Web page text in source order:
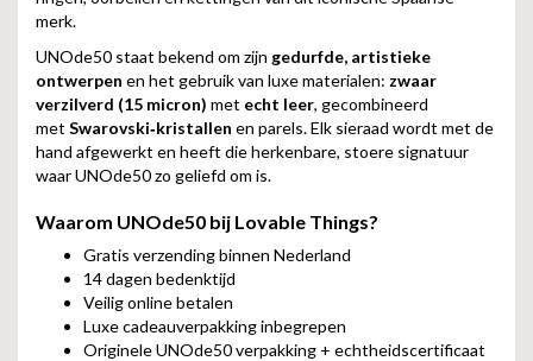
merk.
UNOde50 staat bekend om zijn gedurfde, artistieke
ontwerpen en het gebruik van luxe materialen: zwaar
verzilverd (15 micron) met echt leer, gecombineerd
met Swarovski‑kristallen en parels. Elk sieraad wordt met de
hand afgewerkt en heeft die herkenbare, stoere signatuur
waar UNOde50 zo geliefd om is.
Waarom UNOde50 bij Lovable Things?
Gratis verzending binnen Nederland
14 dagen bedenktijd
Veilig online betalen
Luxe cadeauverpakking inbegrepen
Originele UNOde50 verpakking + echtheidscertificaat